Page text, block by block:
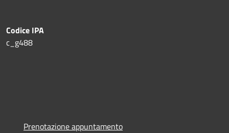
Codice IPA
c_g488
Prenotazione appuntamento